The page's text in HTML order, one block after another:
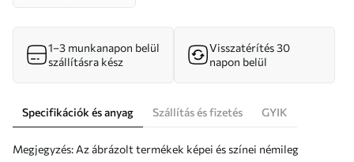
1–3 munkanapon belül
szállításra kész
Visszatérítés 30
napon belül
Specifikációk és anyag Szállítás és fizetés GYIK
Megjegyzés: Az ábrázolt termékek képei és színei némileg